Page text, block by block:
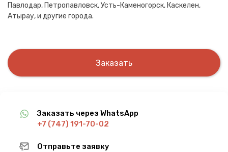
Павлодар, Петропавловск, Усть-Каменогорск, Каскелен,
Атырау, и другие города.
Заказать
Заказать через WhatsApp
+7 (747) 191-70-02
Отправьте заявку